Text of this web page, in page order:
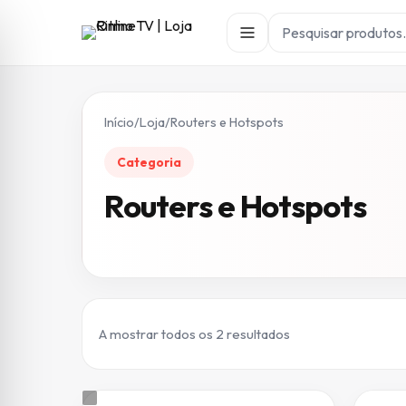
Início/Loja/Routers e Hotspots
Categoria
Routers e Hotspots
A mostrar todos os 2 resultados